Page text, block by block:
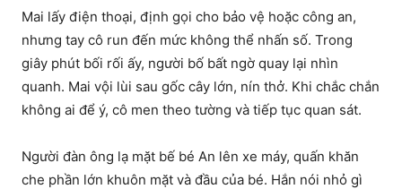
Mai lấy điện thoại, định gọi cho bảo vệ hoặc công an,
nhưng tay cô run đến mức không thể nhấn số. Trong
giây phút bối rối ấy, người bố bất ngờ quay lại nhìn
quanh. Mai vội lùi sau gốc cây lớn, nín thở. Khi chắc chắn
không ai để ý, cô men theo tường và tiếp tục quan sát.
Người đàn ông lạ mặt bế bé An lên xe máy, quấn khăn
che phần lớn khuôn mặt và đầu của bé. Hắn nói nhỏ gì